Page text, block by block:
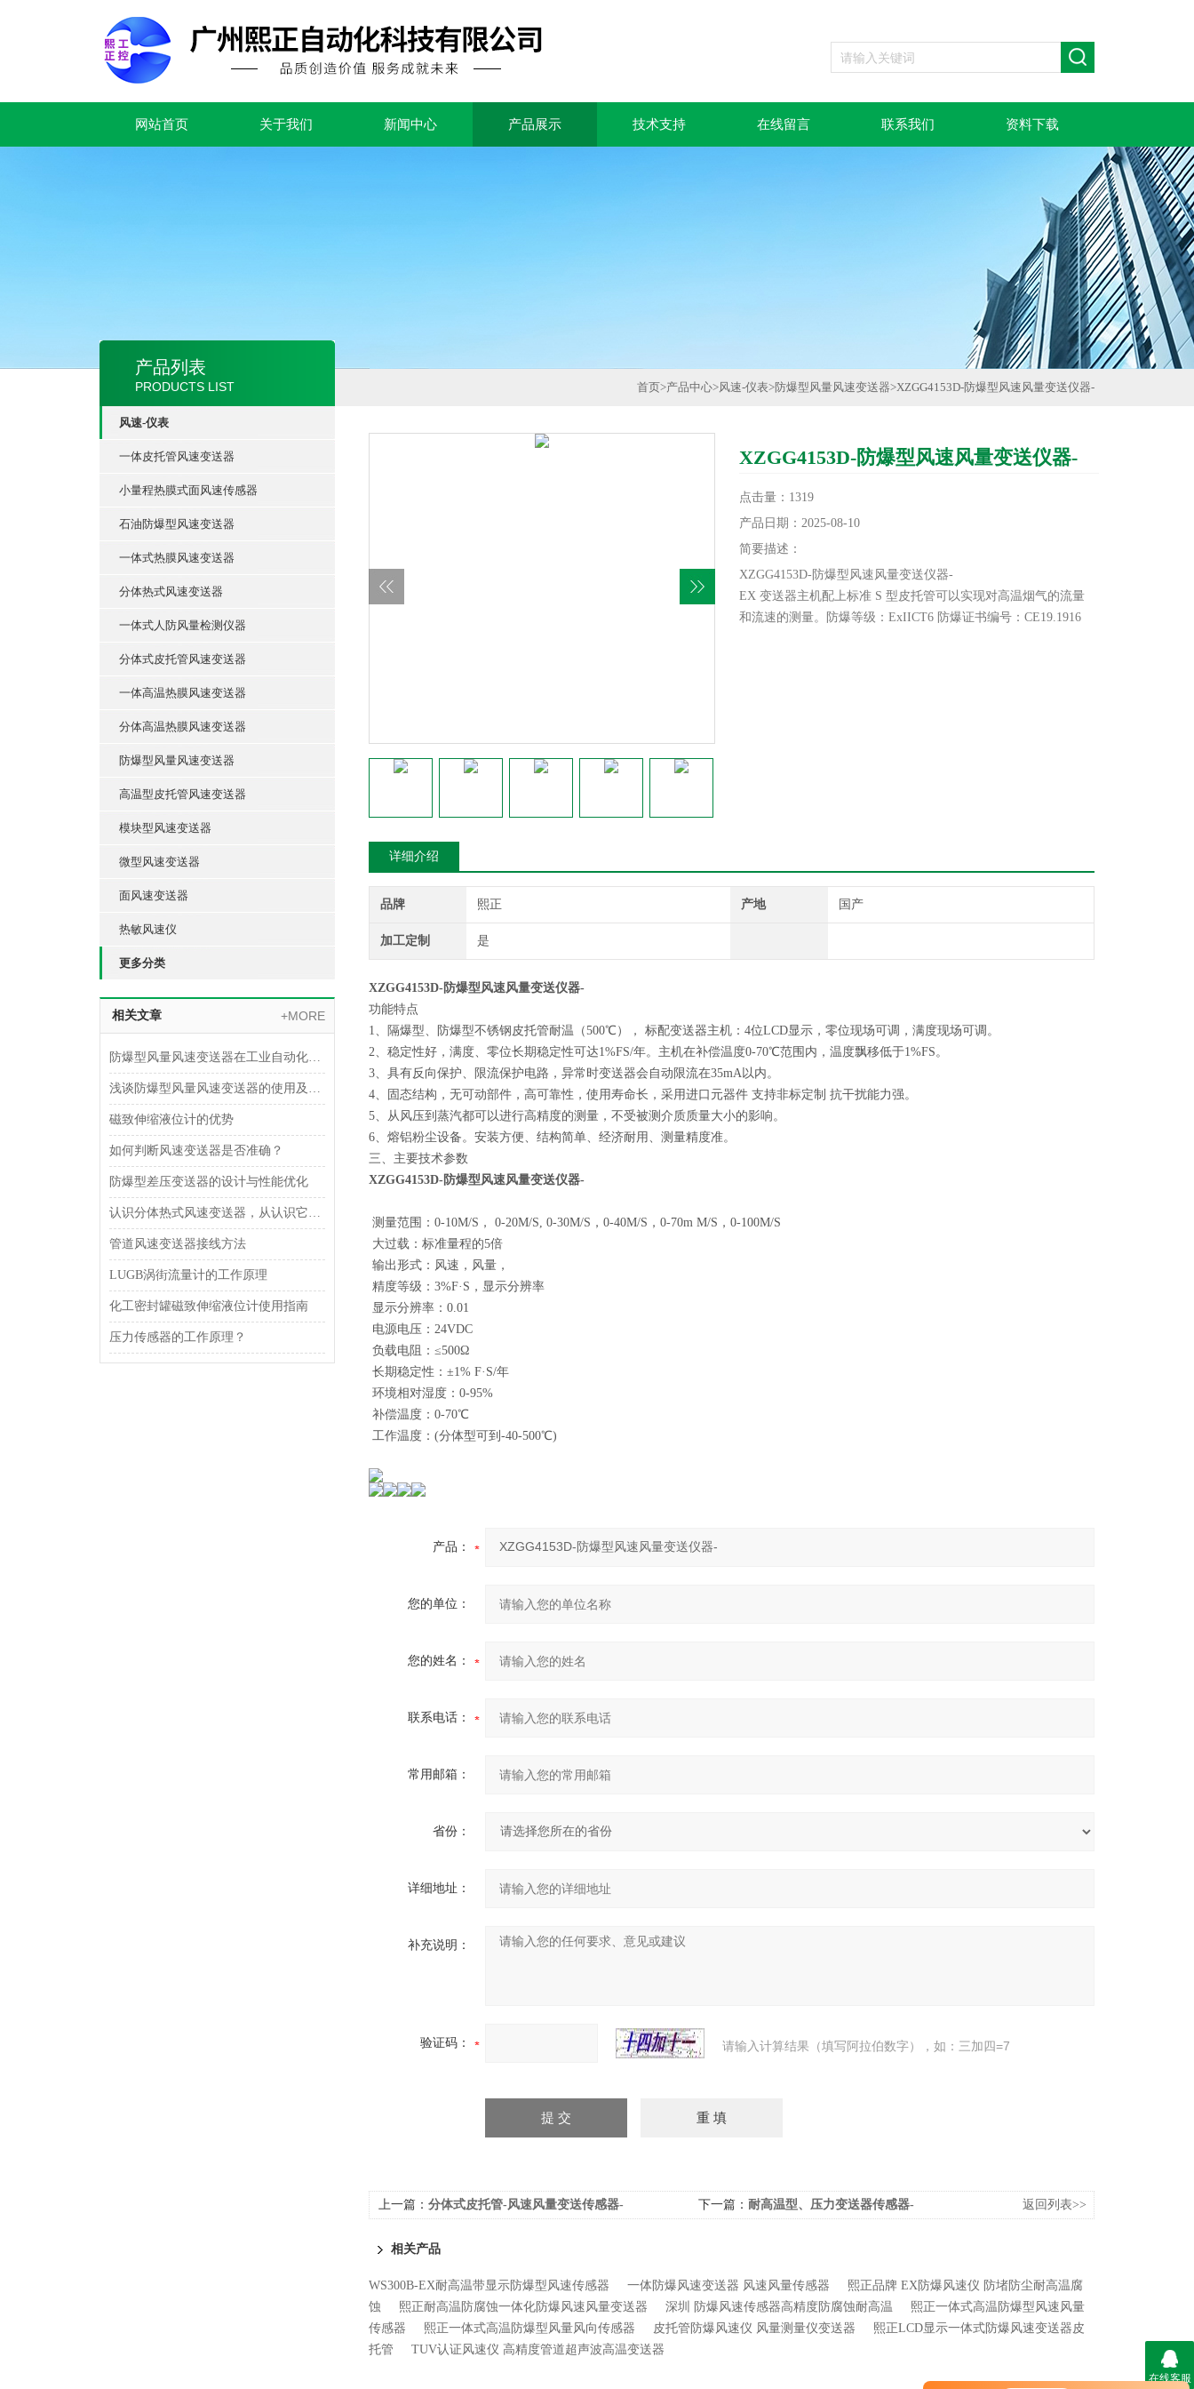
网站首页 关于我们 新闻中心 产品展示 技术支持 在线留言 联系我们 资料下载
产品列表
PRODUCTS LIST
风速-仪表
一体皮托管风速变送器
小量程热膜式面风速传感器
石油防爆型风速变送器
一体式热膜风速变送器
分体热式风速变送器
一体式人防风量检测仪器
分体式皮托管风速变送器
一体高温热膜风速变送器
分体高温热膜风速变送器
防爆型风量风速变送器
高温型皮托管风速变送器
模块型风速变送器
微型风速变送器
面风速变送器
热敏风速仪
更多分类
相关文章 +MORE
防爆型风量风速变送器在工业自动化中的应用领域
浅谈防爆型风量风速变送器的使用及安装注意事项
磁致伸缩液位计的优势
如何判断风速变送器是否准确？
防爆型差压变送器的设计与性能优化
认识分体热式风速变送器，从认识它的功能特点开始
管道风速变送器接线方法
LUGB涡街流量计的工作原理
化工密封罐磁致伸缩液位计使用指南
压力传感器的工作原理？
首页>产品中心>风速-仪表>防爆型风量风速变送器>XZGG4153D-防爆型风速风量变送仪器-
XZGG4153D-防爆型风速风量变送仪器-
点击量：1319
产品日期：2025-08-10
简要描述：
XZGG4153D-防爆型风速风量变送仪器-
EX 变送器主机配上标准 S 型皮托管可以实现对高温烟气的流量
和流速的测量。防爆等级：ExIICT6 防爆证书编号：CE19.1916
详细介绍
品牌 熙正 产地 国产
加工定制 是
XZGG4153D-防爆型风速风量变送仪器-
功能特点
1、隔爆型、防爆型不锈钢皮托管耐温（500℃）， 标配变送器主机：4位LCD显示，零位现场可调，满度现场可调。
2、稳定性好，满度、零位长期稳定性可达1%FS/年。主机在补偿温度0-70℃范围内，温度飘移低于1%FS。
3、具有反向保护、限流保护电路，异常时变送器会自动限流在35mA以内。
4、固态结构，无可动部件，高可靠性，使用寿命长，采用进口元器件 支持非标定制 抗干扰能力强。
5、从风压到蒸汽都可以进行高精度的测量，不受被测介质质量大小的影响。
6、熔铝粉尘设备。安装方便、结构简单、经济耐用、测量精度准。
三、主要技术参数
XZGG4153D-防爆型风速风量变送仪器-
测量范围：0-10M/S， 0-20M/S, 0-30M/S，0-40M/S，0-70m M/S，0-100M/S
大过载：标准量程的5倍
输出形式：风速，风量，
精度等级：3%F·S，显示分辨率
显示分辨率：0.01
电源电压：24VDC
负载电阻：≤500Ω
长期稳定性：±1% F·S/年
环境相对湿度：0-95%
补偿温度：0-70℃
工作温度：(分体型可到-40-500℃)
产品：
您的单位：
您的姓名：
联系电话：
常用邮箱：
省份：
详细地址：
补充说明：
验证码： 请输入计算结果（填写阿拉伯数字），如：三加四=7
上一篇： 分体式皮托管-风速风量变送传感器- 下一篇： 耐高温型、压力变送器传感器- 返回列表>>
相关产品
WS300B-EX耐高温带显示防爆型风速传感器 一体防爆风速变送器 风速风量传感器
熙正品牌 EX防爆风速仪 防堵防尘耐高温腐
蚀
熙正耐高温防腐蚀一体化防爆风速风量变送器 深圳 防爆风速传感器高精度防腐蚀耐高温
熙正一体式高温防爆型风速风量
传感器
熙正一体式高温防爆型风量风向传感器 皮托管防爆风速仪 风量测量仪变送器
熙正LCD显示一体式防爆风速变送器皮
托管
TUV认证风速仪 高精度管道超声波高温变送器
在线客服